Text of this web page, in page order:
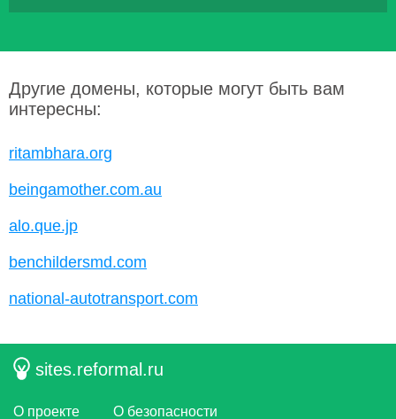
Другие домены, которые могут быть вам
интересны:
ritambhara.org
beingamother.com.au
alo.que.jp
benchildersmd.com
national-autotransport.com
sites.reformal.ru
О проекте О безопасности